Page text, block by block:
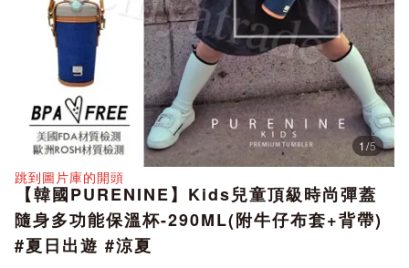
1/5
跳到圖片庫的開頭
【韓國PURENINE】Kids兒童頂級時尚彈蓋
隨身多功能保溫杯-290ML(附牛仔布套+背帶)
#夏日出遊 #涼夏